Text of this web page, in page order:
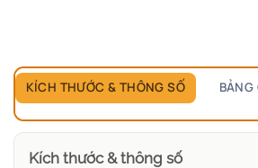
KÍCH THƯỚC & THÔNG SỐ BẢNG
Kích thước & thông số